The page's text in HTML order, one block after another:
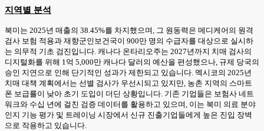
지역별 분석
북미는 2025년 매출의 38.45%를 차지했으며, 그 원동력은 메디케어의 원격
검사 보험 적용과 재향군인보건국이 900만 명의 수급자를 대상으로 실시하
는 의무적 기초 검진입니다. 캐나다 온타리오주는 2027년까지 치매 검사의
디지털화를 위해 1억 5,000만 캐나다 달러의 예산을 편성했으나, 규제 당국의
승인 지연으로 인해 단기적인 성과가 제한되고 있습니다. 멕시코의 2025년
치매 대책 계획에서는 선별 검사가 우선시되고 있지만, 농촌 지역의 스마트
폰 보급률이 낮아 초기 도입이 더딘 상황입니다. 기존 기업들은 보험사 네트
워크와 수십 년에 걸친 검증 데이터를 활용하고 있으며, 이는 북미 의료 분야
인지 기능 평가 및 트레이닝 시장에서 신규 진출기업들에게 높은 진입 장벽
으로 작용하고 있습니다.